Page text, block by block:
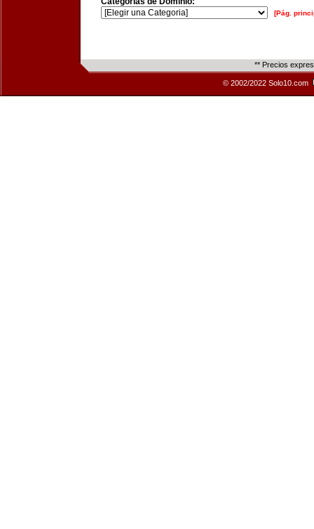
[Pág.
** Precios
© 2002/2022 Solo10.com